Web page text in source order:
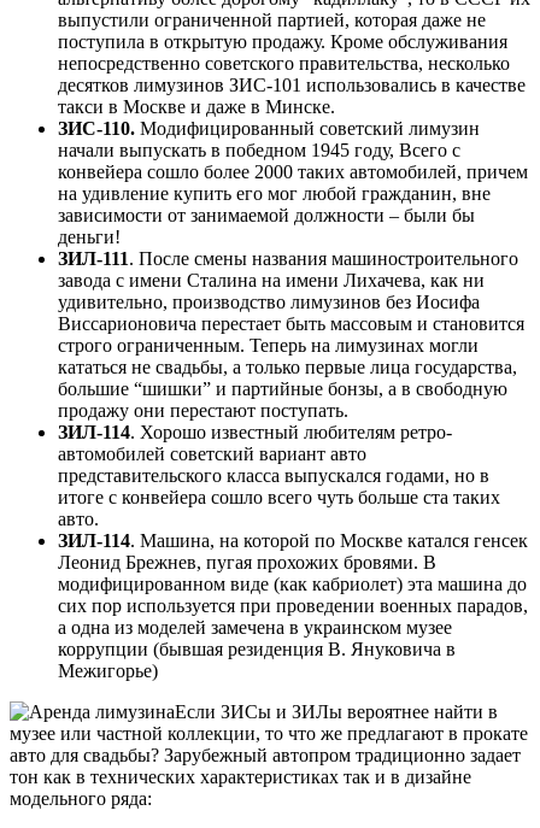
выпустили ограниченной партией, которая даже не
поступила в открытую продажу. Кроме обслуживания
непосредственно советского правительства, несколько
десятков лимузинов ЗИС-101 использовались в качестве
такси в Москве и даже в Минске.
ЗИС-110. Модифицированный советский лимузин
начали выпускать в победном 1945 году, Всего с
конвейера сошло более 2000 таких автомобилей, причем
на удивление купить его мог любой гражданин, вне
зависимости от занимаемой должности – были бы
деньги!
ЗИЛ-111. После смены названия машиностроительного
завода с имени Сталина на имени Лихачева, как ни
удивительно, производство лимузинов без Иосифа
Виссарионовича перестает быть массовым и становится
строго ограниченным. Теперь на лимузинах могли
кататься не свадьбы, а только первые лица государства,
большие “шишки” и партийные бонзы, а в свободную
продажу они перестают поступать.
ЗИЛ-114. Хорошо известный любителям ретро-
автомобилей советский вариант авто
представительского класса выпускался годами, но в
итоге с конвейера сошло всего чуть больше ста таких
авто.
ЗИЛ-114. Машина, на которой по Москве катался генсек
Леонид Брежнев, пугая прохожих бровями. В
модифицированном виде (как кабриолет) эта машина до
сих пор используется при проведении военных парадов,
а одна из моделей замечена в украинском музее
коррупции (бывшая резиденция В. Януковича в
Межигорье)
Если ЗИСы и ЗИЛы вероятнее найти в
музее или частной коллекции, то что же предлагают в прокате
авто для свадьбы? Зарубежный автопром традиционно задает
тон как в технических характеристиках так и в дизайне
модельного ряда: